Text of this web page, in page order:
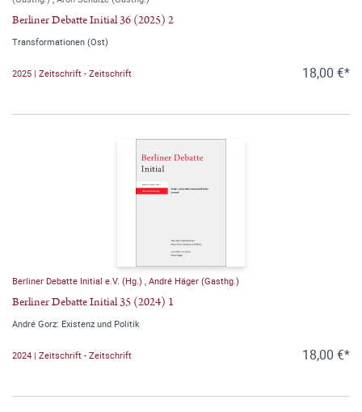
Berliner Debatte Initial 36 (2025) 2
Transformationen (Ost)
2025 | Zeitschrift - Zeitschrift 18,00 €*
Berliner Debatte Initial e.V. (Hg.) , André Häger (Gasthg.)
Berliner Debatte Initial 35 (2024) 1
André Gorz: Existenz und Politik
2024 | Zeitschrift - Zeitschrift 18,00 €*